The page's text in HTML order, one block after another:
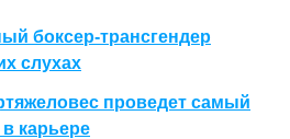
боксер-трансгендер
слухах
проведет самый
карьере